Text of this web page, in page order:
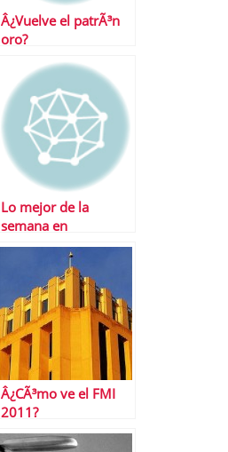
Â¿Vuelve el patrÃ³n
oro?
Lo mejor de la
semana en
Financialred
Â¿CÃ³mo ve el FMI
2011?